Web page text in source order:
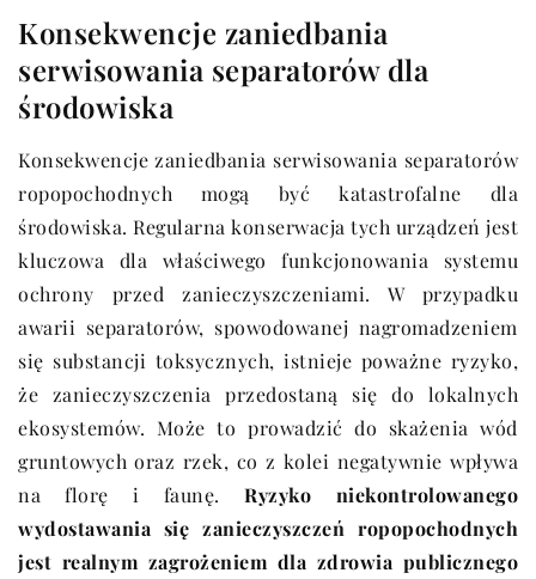
Konsekwencje zaniedbania
serwisowania separatorów dla
środowiska
Konsekwencje zaniedbania serwisowania separatorów
ropopochodnych mogą być katastrofalne dla
środowiska. Regularna konserwacja tych urządzeń jest
kluczowa dla właściwego funkcjonowania systemu
ochrony przed zanieczyszczeniami. W przypadku
awarii separatorów, spowodowanej nagromadzeniem
się substancji toksycznych, istnieje poważne ryzyko,
że zanieczyszczenia przedostaną się do lokalnych
ekosystemów. Może to prowadzić do skażenia wód
gruntowych oraz rzek, co z kolei negatywnie wpływa
na florę i faunę.Ryzyko niekontrolowanego
wydostawania się zanieczyszczeń ropopochodnych
jest realnym zagrożeniem dla zdrowia publicznego